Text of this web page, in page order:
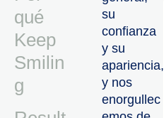
qué
Keep
Smilin
g
su
confianza
y su
apariencia,
y nos
enorgullec